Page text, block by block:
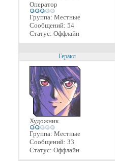
Оператор
Группа: Местные
Сообщений: 54
Статус: Оффлайн
Геракл
Художник
Группа: Местные
Сообщений: 33
Статус: Оффлайн